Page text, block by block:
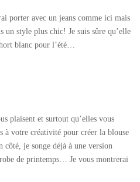
porter avec un jeans comme ici mais
un style plus chic! Je suis sûre qu’elle
blanc pour l’été…
plaisent et surtout qu’elles vous
à votre créativité pour créer la blouse
je songe déjà à une version
de printemps… Je vous montrerai